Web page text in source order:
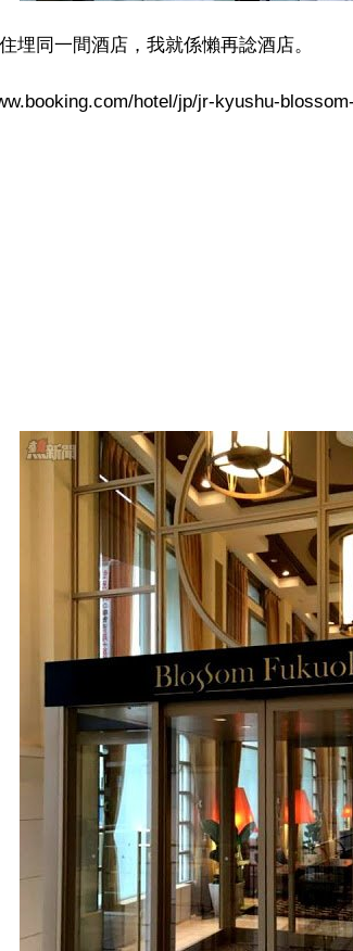
埋同一間酒店，我就係懶再諗酒店。
hotel/jp/jr-kyushu-